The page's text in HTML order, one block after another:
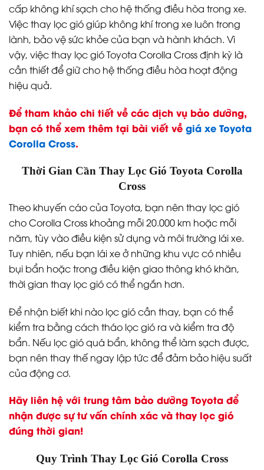
cấp không khí sạch cho hệ thống điều hòa trong xe.
Việc thay lọc gió giúp không khí trong xe luôn trong
lành, bảo vệ sức khỏe của bạn và hành khách. Vì
vậy, việc thay lọc gió Toyota Corolla Cross định kỳ là
cần thiết để giữ cho hệ thống điều hòa hoạt động
hiệu quả.
Để tham khảo chi tiết về các dịch vụ bảo dưỡng,
bạn có thể xem thêm tại bài viết về giá xe Toyota
Corolla Cross.
Thời Gian Cần Thay Lọc Gió Toyota Corolla
Cross
Theo khuyến cáo của Toyota, bạn nên thay lọc gió
cho Corolla Cross khoảng mỗi 20.000 km hoặc mỗi
năm, tùy vào điều kiện sử dụng và môi trường lái xe.
Tuy nhiên, nếu bạn lái xe ở những khu vực có nhiều
bụi bẩn hoặc trong điều kiện giao thông khó khăn,
thời gian thay lọc gió có thể ngắn hơn.
Để nhận biết khi nào lọc gió cần thay, bạn có thể
kiểm tra bằng cách tháo lọc gió ra và kiểm tra độ
bẩn. Nếu lọc gió quá bẩn, không thể làm sạch được,
bạn nên thay thế ngay lập tức để đảm bảo hiệu suất
của động cơ.
Hãy liên hệ với trung tâm bảo dưỡng Toyota để
nhận được sự tư vấn chính xác và thay lọc gió
đúng thời gian!
Quy Trình Thay Lọc Gió Corolla Cross